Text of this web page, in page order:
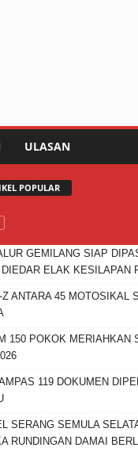
ULASAN
POPULAR
GEMILANG SIAP
DIEDAR ELAK KESILAPAN
Z ANTARA 45 MOTOSIKAL
150 POKOK MERIAHKAN
119 DOKUMEN
SERANG SEMULA
RUNDINGAN DAMAI